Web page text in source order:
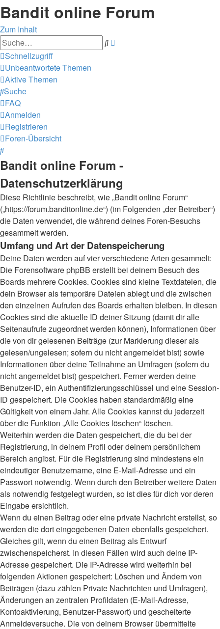
Bandit online Forum
Zum Inhalt
Suche
Schnellzugriff
Unbeantwortete Themen
Aktive Themen
Suche
FAQ
Anmelden
Registrieren
Foren-Übersicht
Suche
Bandit online Forum -
Datenschutzerklärung
Diese Richtlinie beschreibt, wie „Bandit online Forum“
(„https://forum.banditonline.de“) (im Folgenden „der Betreiber“)
die Daten verwendet, die während deines Foren-Besuchs
gesammelt werden.
Umfang und Art der Datenspeicherung
Deine Daten werden auf vier verschiedene Arten gesammelt:
Die Forensoftware phpBB erstellt bei deinem Besuch des
Boards mehrere Cookies. Cookies sind kleine Textdateien, die
dein Browser als temporäre Dateien ablegt und die zwischen
den einzelnen Aufrufen des Boards erhalten bleiben. In diesen
Cookies sind die aktuelle ID deiner Sitzung (damit dir alle
Seitenaufrufe zugeordnet werden können), Informationen über
die von dir gelesenen Beiträge (zur Markierung dieser als
gelesen/ungelesen; sofern du nicht angemeldet bist) sowie
Informationen über deine Teilnahme an Umfragen (sofern du
nicht angemeldet bist) gespeichert. Ferner werden deine
Benutzer-ID, ein Authentifizierungsschlüssel und eine Session-
ID gespeichert. Die Cookies haben standardmäßig eine
Gültigkeit von einem Jahr. Alle Cookies kannst du jederzeit
über die Funktion „Alle Cookies löschen“ löschen.
Weiterhin werden die Daten gespeichert, die du bei der
Registrierung, in deinem Profil oder deinem persönlichem
Bereich angibst. Für die Registrierung sind mindestens ein
eindeutiger Benutzername, eine E-Mail-Adresse und ein
Passwort notwendig. Wenn durch den Betreiber weitere Daten
als notwendig festgelegt wurden, so ist dies für dich vor deren
Eingabe ersichtlich.
Wenn du einen Beitrag oder eine private Nachricht erstellst, so
werden die dort eingegebenen Daten ebenfalls gespeichert.
Gleiches gilt, wenn du einen Beitrag als Entwurf
zwischenspeicherst. In diesen Fällen wird auch deine IP-
Adresse gespeichert. Die IP-Adresse wird weiterhin bei
folgenden Aktionen gespeichert: Löschen und Ändern von
Beiträgen (dazu zählen Private Nachrichten und Umfragen),
Änderungen an zentralen Profildaten (E-Mail-Adresse,
Kontoaktivierung, Benutzer-Passwort) und gescheiterte
Anmeldeversuche. Die von deinem Browser übermittelte